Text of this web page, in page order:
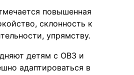
повышенная
склонность к
упрямству.
детям с ОВЗ и
адаптироваться в